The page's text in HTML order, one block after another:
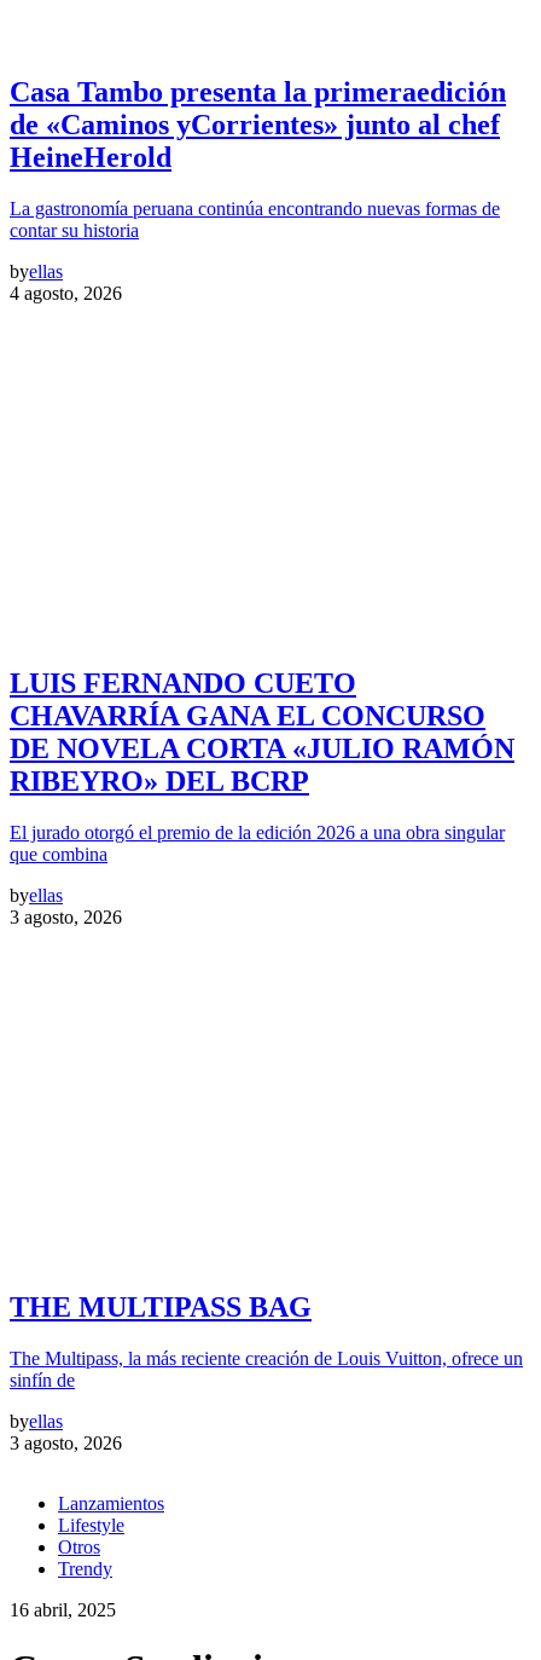
Casa Tambo presenta la primeraedición
de «Caminos yCorrientes» junto al chef
HeineHerold
La gastronomía peruana continúa encontrando nuevas formas de
contar su historia
byellas
4 agosto, 2026
LUIS FERNANDO CUETO
CHAVARRÍA GANA EL CONCURSO
DE NOVELA CORTA «JULIO RAMÓN
RIBEYRO» DEL BCRP
El jurado otorgó el premio de la edición 2026 a una obra singular
que combina
byellas
3 agosto, 2026
THE MULTIPASS BAG
The Multipass, la más reciente creación de Louis Vuitton, ofrece un
sinfín de
byellas
3 agosto, 2026
Lanzamientos
Lifestyle
Otros
Trendy
16 abril, 2025